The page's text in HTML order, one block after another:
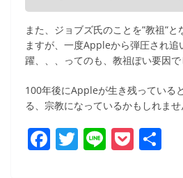
また、ジョブズ氏のことを”教祖”
ますが、一度Appleから弾圧され
躍、、、ってのも、教祖ぽい要因で
100年後にAppleが生き残っている
る、宗教になっているかもしれませ
F T Li P